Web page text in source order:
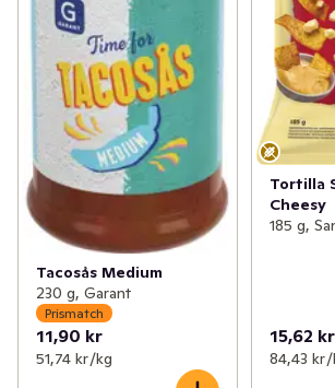
Tacosås Medium
230 g, Garant
Prismatch
11,90 kr
51,74 kr /kg
Tortilla
Cheesy
185 g,
15,62 kr
84,43 kr